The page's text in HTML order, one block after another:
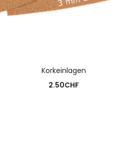
Korkeinlagen
2.50CHF